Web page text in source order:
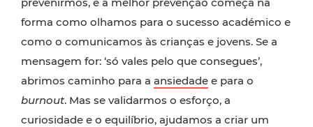
forma como olhamos para o sucesso académico e
como o comunicamos às crianças e jovens. Se a
mensagem for: ‘só vales pelo que consegues’,
abrimos caminho para a ansiedade e para o
burnout. Mas se validarmos o esforço, a
curiosidade e o equilíbrio, ajudamos a criar um